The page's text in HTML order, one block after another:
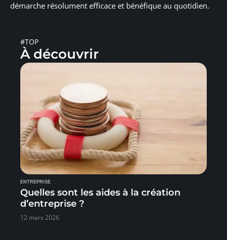
démarche résolument efficace et bénéfique au quotidien.
#TOP
À découvrir
ENTREPRISE
Quelles sont les aides à la création
d’entreprise ?
12 mars 2026